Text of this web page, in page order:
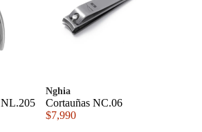
NL.205
Nghia
Cortauñas NC.06
$7,990